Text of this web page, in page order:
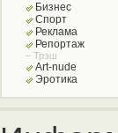
Бизнес
Спорт
Реклама
Репортаж
– Трэш
Art-nude
Эротика